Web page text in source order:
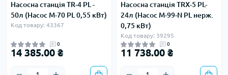
Насосна станція TR-4 PL -
50л (Насос M-70 PL 0,55 кВт)
Код товару: 43367
0
14 385.00 ₴
Насосна станція TRX-5 PL-
24л (Насос M-99-N PL нерж.
0,75 кВт)
Код товару: 39295
0
11 738.00 ₴